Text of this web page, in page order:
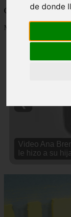
de donde
Cosas curiosas,
Mostrando 1 - 24 de
Video Ana
le hizo a su